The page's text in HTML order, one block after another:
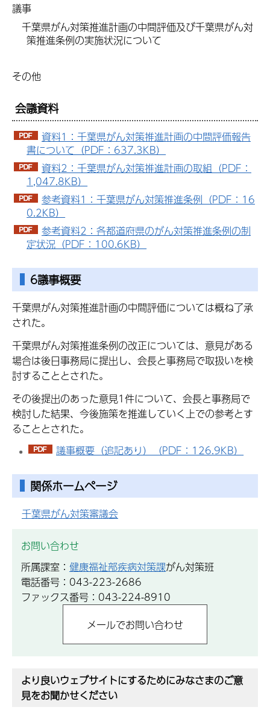
議事
千葉県がん対策推進計画の中間評価及び千葉県がん対
策推進条例の実施状況について
その他
会議資料
資料1：千葉県がん対策推進計画の中間評価報告
書について（PDF：637.3KB）
資料2：千葉県がん対策推進計画の取組（PDF：
1,047.8KB）
参考資料1：千葉県がん対策推進条例（PDF：16
0.2KB）
参考資料2：各都道府県のがん対策推進条例の制
定状況（PDF：100.6KB）
6議事概要
千葉県がん対策推進計画の中間評価については概ね了承
された。
千葉県がん対策推進条例の改正については、意見がある
場合は後日事務局に提出し、会長と事務局で取扱いを検
討することとされた。
その後提出のあった意見1件について、会長と事務局で
検討した結果、今後施策を推進していく上での参考とす
ることとされた。
議事概要（追記あり）（PDF：126.9KB）
関係ホームページ
千葉県がん対策審議会
お問い合わせ
所属課室： 健康福祉部疾病対策課がん対策班
電話番号：043-223-2686
ファックス番号：043-224-8910
より良いウェブサイトにするためにみなさまのご意
見をお聞かせください